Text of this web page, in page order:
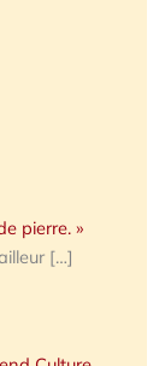
pierre. »
[…]